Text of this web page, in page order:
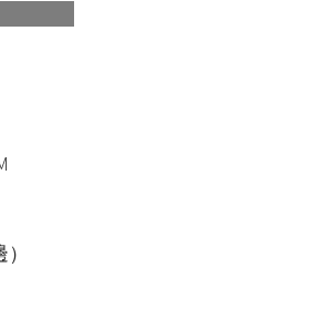
文件櫃